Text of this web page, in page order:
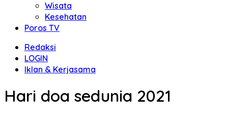
Wisata
Kesehatan
Poros TV
Redaksi
LOGIN
Iklan & Kerjasama
Hari doa sedunia 2021